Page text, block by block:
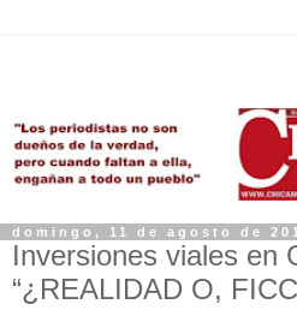
domingo, 11 de agosto de
Inversiones viales en
“¿REALIDAD O,